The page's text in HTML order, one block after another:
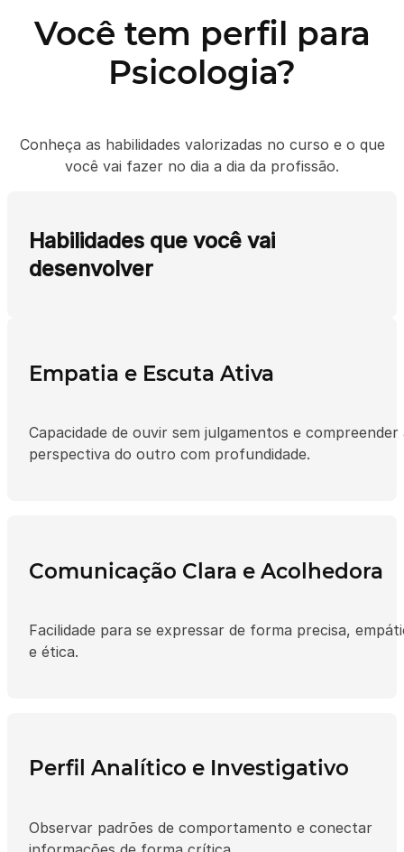
Você tem perfil para
Psicologia?
Conheça as habilidades valorizadas no curso e o que
você vai fazer no dia a dia da profissão.
Habilidades que você vai
desenvolver
Empatia e Escuta Ativa
Capacidade de ouvir sem julgamentos e compreender
perspectiva do outro com profundidade.
Comunicação Clara e Acolhedora
Facilidade para se expressar de forma precisa,
e ética.
Perfil Analítico e Investigativo
Observar padrões de comportamento e conectar